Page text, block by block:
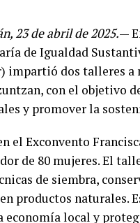
23 de abril de 2025.—
de Igualdad
impartió dos talleres a
con el objetivo
y promover la
el Exconvento
de 80 mujeres. El
de siembra,
productos naturales.
economía local y